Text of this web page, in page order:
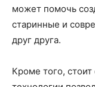
может помочь
старинные и
друг друга.
Кроме того,